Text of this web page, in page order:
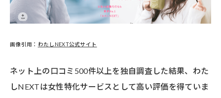
画像引用： わたしNEXT公式サイト
ネット上の口コミ500件以上を独自調査した結果、わた
しNEXTは女性特化サービスとして高い評価を得ていま